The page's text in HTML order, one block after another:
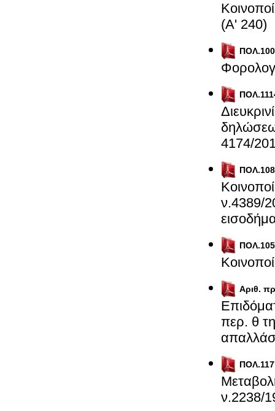
(Α' 240)
4174/
ν.4389/
Αριθ.
περ. θ
ν.2238/